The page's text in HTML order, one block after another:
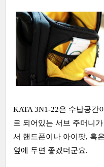
KATA 3N1-22은 수납공간
로 되어있는 서브 주머니
서 핸드폰이나 아이팟, 혹
옆에 두면 좋겠더군요.